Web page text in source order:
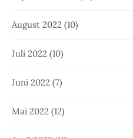
August 2022 (10)
Juli 2022 (10)
Juni 2022 (7)
Mai 2022 (12)